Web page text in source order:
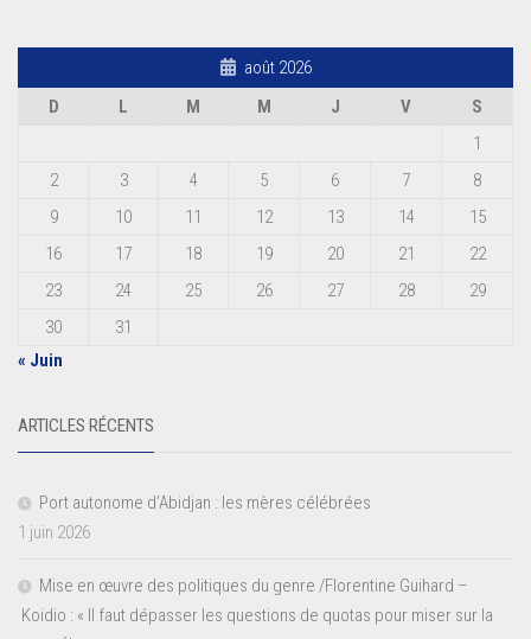
août 2026
D
L M M J V
S
1
2
3 4 5 6 7
8
9
10 11 12 13 14
15
16
17 18 19 20 21
22
23
24 25 26 27 28
29
30
31
« Juin
ARTICLES RÉCENTS
Port autonome d’Abidjan : les mères célébrées
1 juin 2026
Mise en œuvre des politiques du genre /Florentine Guihard –
Koidio : « Il faut dépasser les questions de quotas pour miser sur la